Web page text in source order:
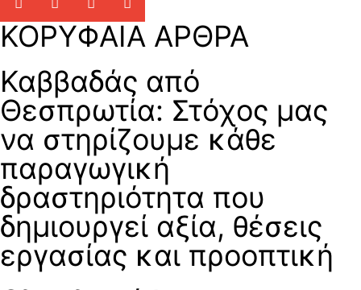
ΚΟΡΥΦΑΙΑ ΑΡΘΡΑ
Καββαδάς από
Θεσπρωτία: Στόχος μας
να στηρίζουμε κάθε
παραγωγική
δραστηριότητα που
δημιουργεί αξία, θέσεις
εργασίας και προοπτική